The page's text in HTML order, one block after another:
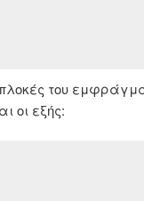
του
οι εξής: